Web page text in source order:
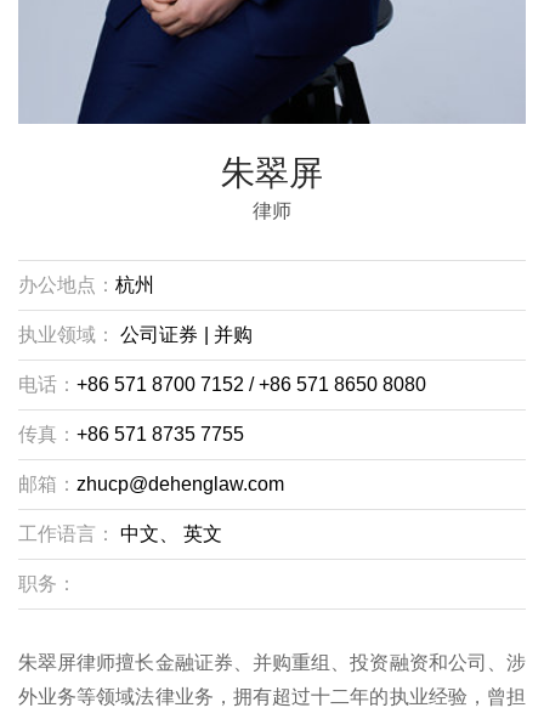
朱翠屏
律师
办公地点： 杭州
执业领域： 公司证券 并购
电话： +86 571 8700 7152 / +86 571 8650 8080
传真： +86 571 8735 7755
邮箱： zhucp@dehenglaw.com
工作语言： 中文、 英文
职务：
朱翠屏律师擅长金融证券、并购重组、投资融资和公司、涉
外业务等领域法律业务，拥有超过十二年的执业经验，曾担